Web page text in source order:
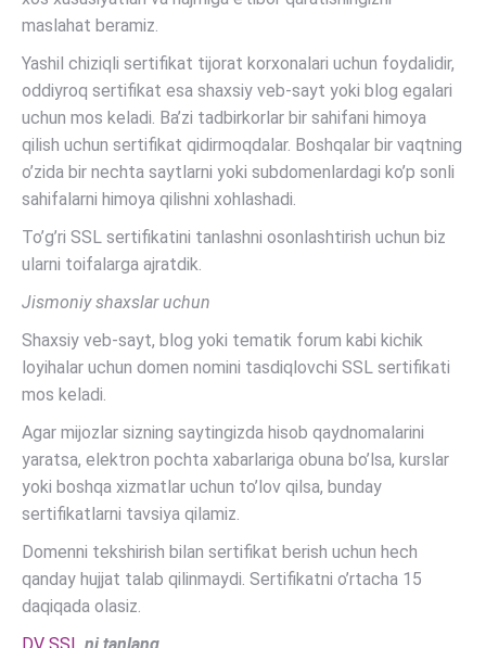
maslahat beramiz.
Yashil chiziqli sertifikat tijorat korxonalari uchun foydalidir,
oddiyroq sertifikat esa shaxsiy veb-sayt yoki blog egalari
uchun mos keladi. Ba’zi tadbirkorlar bir sahifani himoya
qilish uchun sertifikat qidirmoqdalar. Boshqalar bir vaqtning
o’zida bir nechta saytlarni yoki subdomenlardagi ko’p sonli
sahifalarni himoya qilishni xohlashadi.
To’g’ri SSL sertifikatini tanlashni osonlashtirish uchun biz
ularni toifalarga ajratdik.
Jismoniy shaxslar uchun
Shaxsiy veb-sayt, blog yoki tematik forum kabi kichik
loyihalar uchun domen nomini tasdiqlovchi SSL sertifikati
mos keladi.
Agar mijozlar sizning saytingizda hisob qaydnomalarini
yaratsa, elektron pochta xabarlariga obuna bo’lsa, kurslar
yoki boshqa xizmatlar uchun to’lov qilsa, bunday
sertifikatlarni tavsiya qilamiz.
Domenni tekshirish bilan sertifikat berish uchun hech
qanday hujjat talab qilinmaydi. Sertifikatni o’rtacha 15
daqiqada olasiz.